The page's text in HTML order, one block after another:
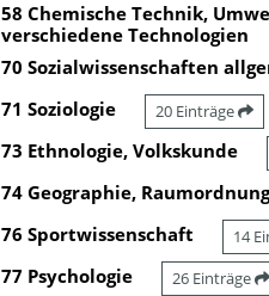
58 Chemische Technik,
verschiedene Technologien
70 Sozialwissenschaften
71 Soziologie 20 Einträge
73 Ethnologie, Volkskunde
74 Geographie,
76 Sportwissenschaft 14
77 Psychologie 26 Einträge